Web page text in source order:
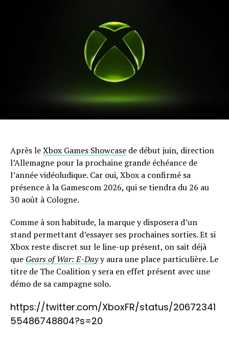
Après leXbox Games Showcase de début juin, direction
l’Allemagne pour la prochaine grande échéance de
l’année vidéoludique. Car oui, Xbox a confirmé sa
présence à la Gamescom 2026, qui se tiendra du 26 au
30 août à Cologne.
Comme à son habitude, la marque y disposera d’un
stand permettant d’essayer ses prochaines sorties. Et si
Xbox reste discret sur le line-up présent, on sait déjà
que Gears of War: E-Dayy aura une place particulière. Le
titre de The Coalition y sera en effet présent avec une
démo de sa campagne solo.
https://twitter.com/XboxFR/status/20672341
55486748804?s=20